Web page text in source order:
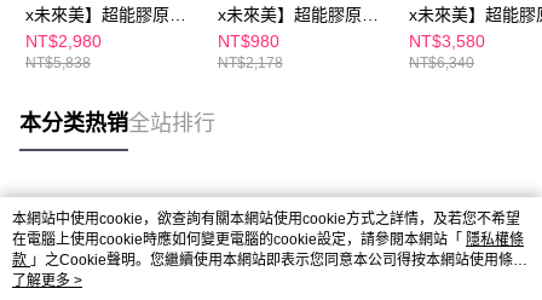
x未來美】超能膠原飲/
新生飲(8入/任選2盒)+
NAD膠原精華
原面膜(3片/盒)x2
NT$2,980
NT$5,838
x未來美】超能膠原晚
安飲(8入/盒)+NAD膠
原逆齡面膜(3片/盒)x2
NT$980
NT$2,178
x未來美】超能膠
(8入/盒)+PDRN
華(15+15ml)+麗
NT$3,580
NT$6,340
本分类热销全站排行
热门标签
本網站中使用cookie，欲查詢有關本網站使用cookie方式之詳情，及若您不希望
在電腦上使用cookie時應如何變更電腦的cookie設定，請參閱本網站「 隱私權條
款 」之Cookie聲明。您繼續使用本網站即表示您同意本公司得按本網站使用條款
之Cookie聲明使用cookie。
了解更多 >